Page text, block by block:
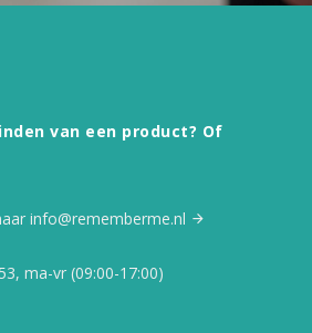
van een product? Of
info@rememberme.nl
ma-vr (09:00-17:00)